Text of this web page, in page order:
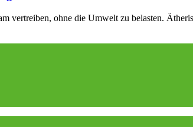
ohne die Umwelt zu belasten.